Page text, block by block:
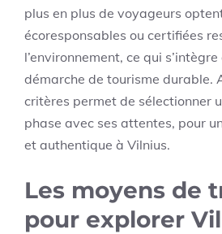
plus en plus de voyageurs
écoresponsables ou certifiées
l’environnement, ce qui
démarche de tourisme durable.
critères permet de sélectionner
phase avec ses attentes, pour
et authentique à Vilnius.
Les moyens de
pour explorer